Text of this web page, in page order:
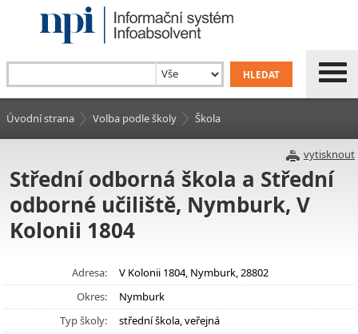
Úvodní strana Volba podle školy Škola
vytisknout
Střední odborná škola a Střední
odborné učiliště, Nymburk, V
Kolonii 1804
Adresa:
V Kolonii 1804, Nymburk, 28802
Okres:
Nymburk
Typ školy:
střední škola, veřejná